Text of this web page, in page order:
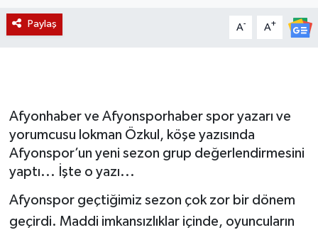
Paylaş A- A+
Afyonhaber ve Afyonsporhaber spor yazarı ve
yorumcusu lokman Özkul, köşe yazısında
Afyonspor’un yeni sezon grup değerlendirmesini
yaptı... İşte o yazı...
Afyonspor geçtiğimiz sezon çok zor bir dönem
geçirdi. Maddi imkansızlıklar içinde, oyuncuların